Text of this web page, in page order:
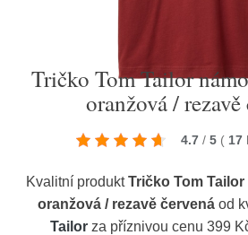
Tričko Tom Tailor
oranžová / rezavě
4.7 / 5 ( 17
Kvalitní produktTričko Tom
oranžová / rezavě červenáod
Tailorza příznivou cenu 399